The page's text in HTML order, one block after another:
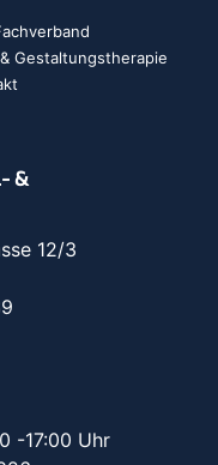
Gestaltungstherapie
&
12/3
-17:00 Uhr